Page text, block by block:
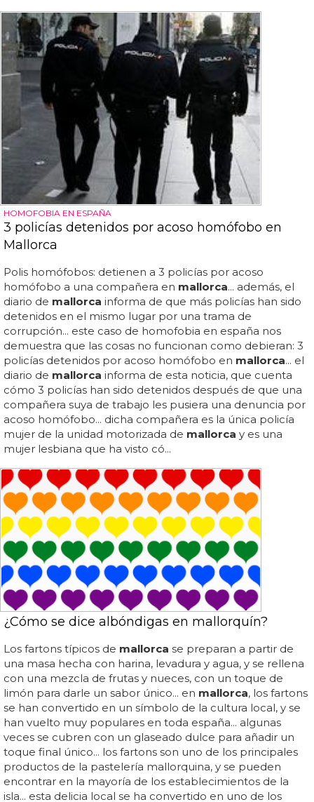
HOMOFOBIA EN ESPAÑA
3 policías detenidos por acoso homófobo en
Mallorca
Polis homófobos: detienen a 3 policías por acoso
homófobo a una compañera en mallorca... además, el
diario de mallorca informa de que más policías han sido
detenidos en el mismo lugar por una trama de
corrupción... este caso de homofobia en españa nos
demuestra que las cosas no funcionan como debieran: 3
policías detenidos por acoso homófobo en mallorca... el
diario de mallorca informa de esta noticia, que cuenta
cómo 3 policías han sido detenidos después de que una
compañera suya de trabajo les pusiera una denuncia por
acoso homófobo... dicha compañera es la única policía
mujer de la unidad motorizada de mallorca y es una
mujer lesbiana que ha visto có...
¿Cómo se dice albóndigas en mallorquín?
Los fartons típicos de mallorca se preparan a partir de
una masa hecha con harina, levadura y agua, y se rellena
con una mezcla de frutas y nueces, con un toque de
limón para darle un sabor único... en mallorca, los fartons
se han convertido en un símbolo de la cultura local, y se
han vuelto muy populares en toda españa... algunas
veces se cubren con un glaseado dulce para añadir un
toque final único... los fartons son uno de los principales
productos de la pastelería mallorquina, y se pueden
encontrar en la mayoría de los establecimientos de la
isla... esta delicia local se ha convertido en uno de los